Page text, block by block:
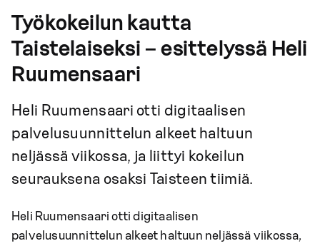
Työkokeilun kautta
Taistelaiseksi – esittelyssä Heli
Ruumensaari
Heli Ruumensaari otti digitaalisen
palvelusuunnittelun alkeet haltuun
neljässä viikossa, ja liittyi kokeilun
seurauksena osaksi Taisteen tiimiä.
Heli Ruumensaari otti digitaalisen
palvelusuunnittelun alkeet haltuun neljässä viikossa,